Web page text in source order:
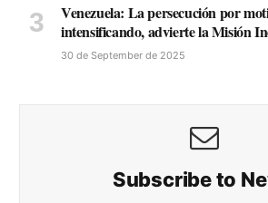
Venezuela: La persecución por
intensificando, advierte la Misión
30 de September de 2025
Subscribe to